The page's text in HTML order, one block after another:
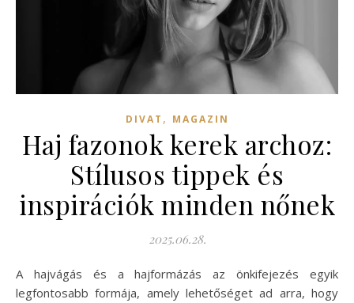
DIVAT , MAGAZIN
Haj fazonok kerek archoz:
Stílusos tippek és
inspirációk minden nőnek
2025.06.28.
A hajvágás és a hajformázás az önkifejezés egyik
legfontosabb formája, amely lehetőséget ad arra, hogy